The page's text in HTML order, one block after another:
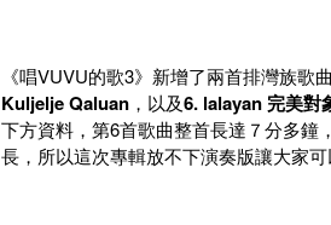
《唱VUVU的歌3》新增了兩首排灣族歌
KuljeljeQaluan ，以及6. lalayan 完美對
下方資料，第6首歌曲整首長達７分多
長，所以這次專輯放不下演奏版讓大家